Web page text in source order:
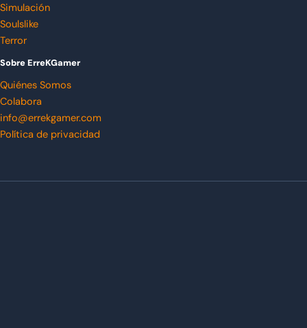
Simulación
Soulslike
Terror
Sobre ErreKGamer
Quiénes Somos
Colabora
info@errekgamer.com
Política de privacidad